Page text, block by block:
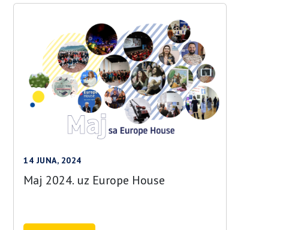
14 JUNA, 2024
Maj 2024. uz Europe House